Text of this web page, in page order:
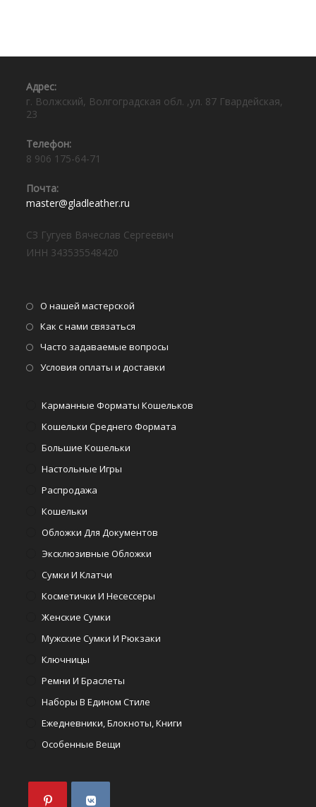
Адрес:⠀
г. Волжский, Волгоградская обл. ,ул. 87 Гвардейская,
23
Телефон:⠀
8 906 175-64-71
Почта:⠀
master@gladleather.ru
приложении
СЗ Гугуев Вячеслав Сергеевич
ИНН 343535548420
О нашей мастерской
в
Как с нами связаться
в
Часто задаваемые вопросы
Условия оплаты и доставки
новой
Карманные Форматы Кошельков
Кошельки Среднего Формата
Большие Кошельки
Настольные Игры
Распродажа
Кошельки
Обложки Для Документов
Эксклюзивные Обложки
Сумки И Клатчи
Косметички И Несессеры
Женские Сумки
Мужские Сумки И Рюкзаки
Ключницы
Ремни И Браслеты
Наборы В Едином Стиле
Ежедневники, Блокноты, Книги
Особенные Вещи